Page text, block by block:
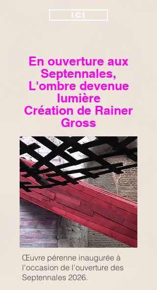
ICI
En ouverture aux
Septennales,
L'ombre devenue
lumière
Création de Rainer
Gross
Œuvre pérenne inaugurée à
l'occasion de l'ouverture des
Septennales 2026.